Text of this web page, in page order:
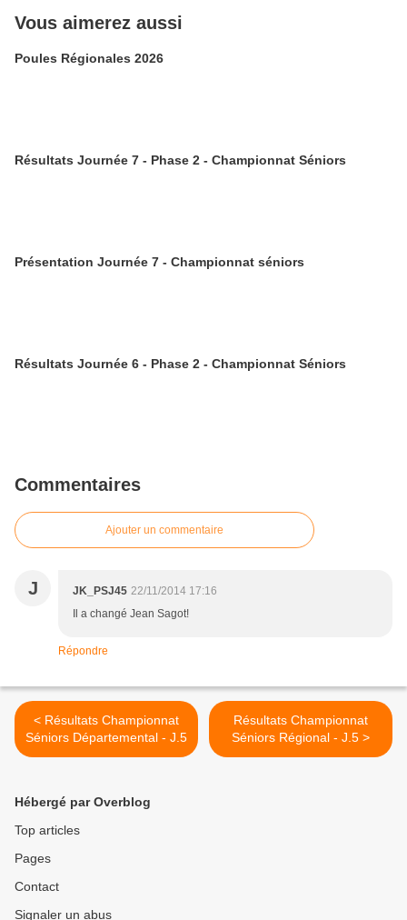
Vous aimerez aussi
Poules Régionales 2026
Résultats Journée 7 - Phase 2 - Championnat Séniors
Présentation Journée 7 - Championnat séniors
Résultats Journée 6 - Phase 2 - Championnat Séniors
Commentaires
Ajouter un commentaire
J JK_PSJ45 22/11/2014 17:16
Il a changé Jean Sagot!
Répondre
< Résultats Championnat
Séniors Départemental - J.5
Résultats Championnat
Séniors Régional - J.5 >
Hébergé par Overblog
Top articles
Pages
Contact
Signaler un abus